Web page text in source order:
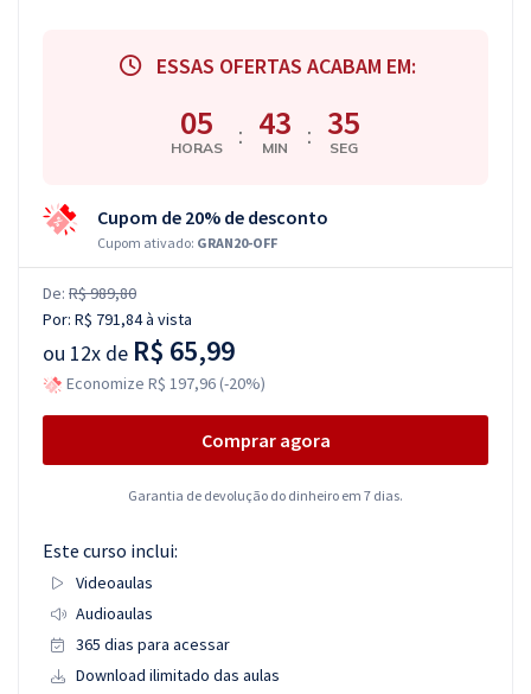
Conteúdo gratuito
Atendimento
ESSAS OFERTAS ACABAM EM:
05
HORAS : 43
MIN : 34
SEG
Cupom de 20% de desconto
Cupom ativado: GRAN20-OFF
De: R$ 989,80
Por: R$ 791,84à vista
ou 12x de R$ 65,99
Economize R$ 197,96 (-20%)
Comprar agora
Garantia de devolução do dinheiro em 7 dias.
Este curso inclui:
Videoaulas
Audioaulas
365 dias para acessar
Download ilimitado das aulas